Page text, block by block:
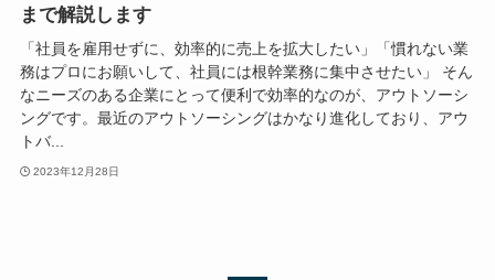
まで解説します
「社員を雇用せずに、効率的に売上を拡大したい」「慣れない業
務はプロにお願いして、社員には根幹業務に集中させたい」 そん
なニーズのある企業にとって便利で効率的なのが、アウトソーシ
ングです。最近のアウトソーシングはかなり進化しており、アウ
トバ...
2023年12月28日